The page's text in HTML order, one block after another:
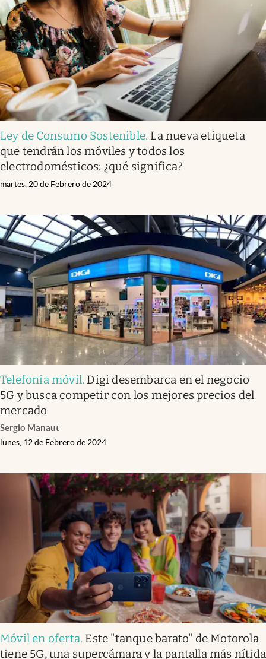
Ley de Consumo Sostenible. La nueva etiqueta
que tendrán los móviles y todos los
electrodomésticos: ¿qué significa?
martes, 20 de Febrero de 2024
Telefonía móvil. Digi desembarca en el negocio
5G y busca competir con los mejores precios del
mercado
Sergio Manaut
lunes, 12 de Febrero de 2024
Móvil en oferta. Este "tanque barato" de Motorola
tiene 5G, una supercámara y la pantalla más nítida